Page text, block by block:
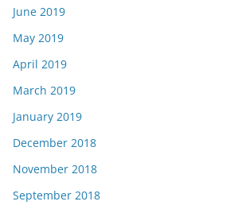
June 2019
May 2019
April 2019
March 2019
January 2019
December 2018
November 2018
September 2018